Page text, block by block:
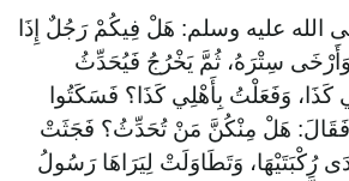
الله عليه وسلم: هَلْ فِيكُمْ رَجُلٌ إِذَا
وَأَرْخَى سِتْرَهُ، ثُمَّ يَخْرُجُ فَيُحَدِّثُ
كَذَا، وَفَعَلْتُ بِأَهْلِي كَذَا؟ فَسَكَتُوا
فَقَالَ: هَلْ مِنْكُنَّ مَنْ تُحَدِّثُ؟ فَجَثَتْ
رُكْبَتَيْهَا، وَتَطَاوَلَتْ لِيَرَاهَا رَسُولُ